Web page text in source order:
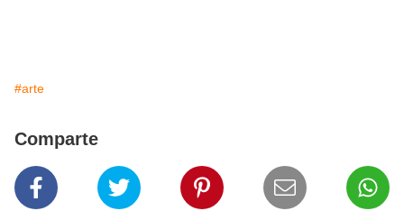
#arte
Comparte